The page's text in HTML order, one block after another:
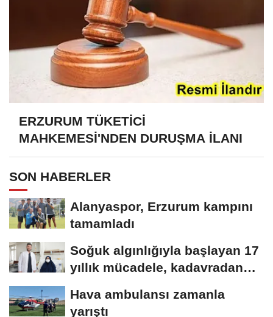
ERZURUM TÜKETİCİ
MAHKEMESİ'NDEN DURUŞMA İLANI
SON HABERLER
Alanyaspor, Erzurum kampını
tamamladı
Soğuk algınlığıyla başlayan 17
yıllık mücadele, kadavradan
Hava ambulansı zamanla
yarıştı